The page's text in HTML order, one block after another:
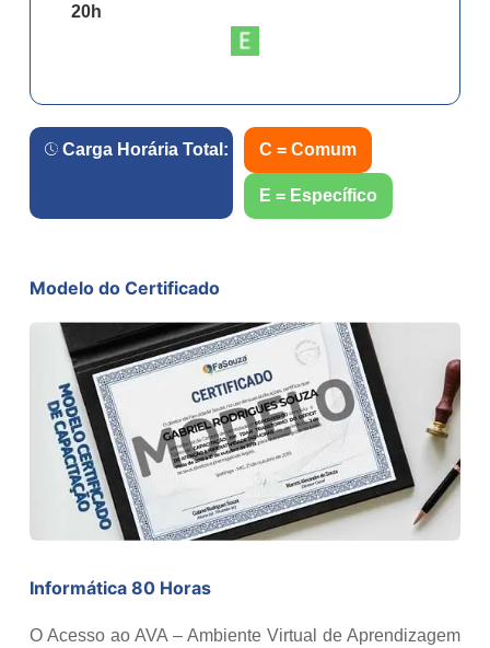
20h
Carga Horária Total: h.
C = Comum
E = Específico
Modelo do Certificado
Informática 80 Horas
O Acesso ao AVA – Ambiente Virtual de Aprendizagem